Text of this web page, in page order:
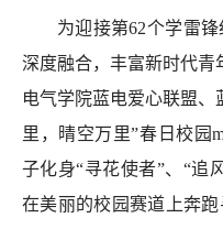
为迎接第62个学雷
深度融合，丰富新时代青
电气学院蓝电爱心联盟、
里，晴空万里”春日校园
子化身“寻花使者”、 “追
在美丽的校园赛道上奔